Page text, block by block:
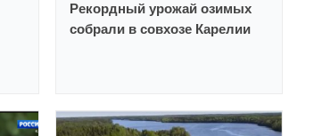
Рекордный урожай озимых
собрали в совхозе Карелии